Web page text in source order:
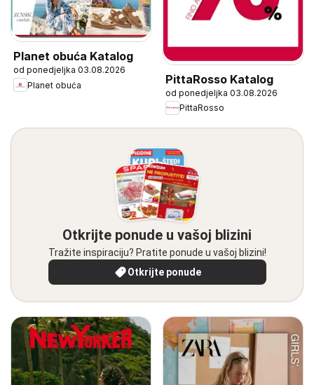
Planet obuća Katalog
od ponedjeljka 03.08.2026
Planet obuća
PittaRosso Katalog
od ponedjeljka 03.08.2026
PittaRosso
Otkrijte ponude u vašoj blizini
Tražite inspiraciju? Pratite ponude u vašoj blizini!
Otkrijte ponude